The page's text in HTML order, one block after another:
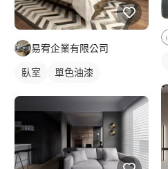
易宥企業有限公司
臥室
單色油漆
新古典風